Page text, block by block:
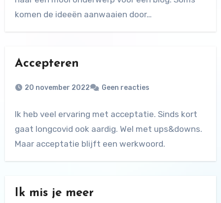
komen de ideeën aanwaaien door…
Accepteren
20 november 2022 Geen reacties
Ik heb veel ervaring met acceptatie. Sinds kort
gaat longcovid ook aardig. Wel met ups&downs.
Maar acceptatie blijft een werkwoord.
Ik mis je meer